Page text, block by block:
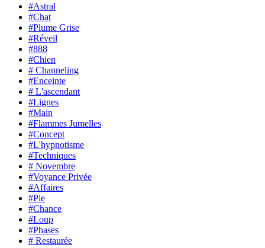
#Astral
#Chat
#Plume Grise
#Réveil
#888
#Chien
# Channeling
#Enceinte
# L'ascendant
#Lignes
#Main
#Flammes Jumelles
#Concept
#L'hypnotisme
#Techniques
# Novembre
#Voyance Privée
#Affaires
#Pie
#Chance
#Loup
#Phases
# Restaurée